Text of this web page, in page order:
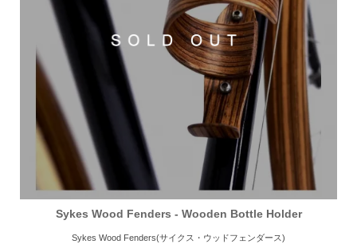
Sykes Wood Fenders - Wooden Bottle Holder
Sykes Wood Fenders(サイクス・ウッドフェンダース)